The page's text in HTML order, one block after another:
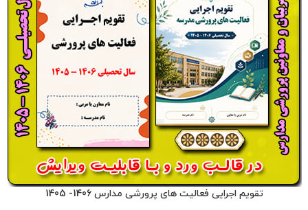
تقویم اجرایی فعالیت های پرورشی مدارس 1406- 1405